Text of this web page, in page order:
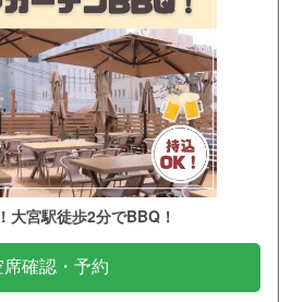
大宮駅徒歩2分でBBQ！
席確認・予約